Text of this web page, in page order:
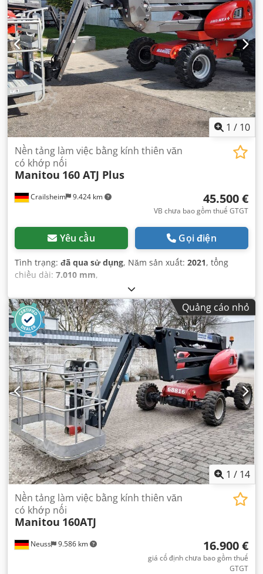
1 / 10
Crailsheim 9.424 km
Nền tảng làm việc bằng kính thiên văn
có khớp nối
Manitou 160 ATJ Plus
45.500 €
VB chưa bao gồm thuế GTGT
Yêu cầu Gọi điện
Tình trạng: đã qua sử dụng, Năm sản xuất: 2021, tổng
chiều dài: 7.010 mm,
Quảng cáo nhỏ
1 / 14
Neuss 9.586 km
Nền tảng làm việc bằng kính thiên văn
có khớp nối
Manitou 160ATJ
16.900 €
giá cố định chưa bao gồm thuế
GTGT